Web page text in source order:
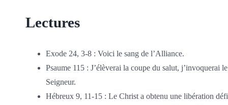
Lectures
Exode 24, 3-8 : Voici le sang de l’Alliance.
Psaume 115 : J’élèverai la coupe du salut, j’invoquerai
Seigneur.
Hébreux 9, 11-15 : Le Christ a obtenu une libération